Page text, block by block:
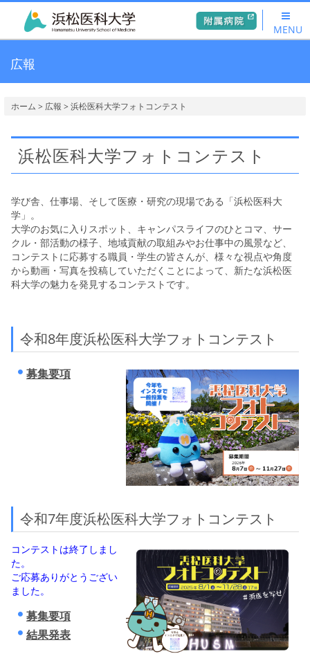
MENU
広報
ホーム > 広報 > 浜松医科大学フォトコンテスト
浜松医科大学フォトコンテスト
学び舎、仕事場、そして医療・研究の現場である「浜松医科大
学」。
大学のお気に入りスポット、キャンパスライフのひとコマ、サー
クル・部活動の様子、地域貢献の取組みやお仕事中の風景など、
コンテストに応募する職員・学生の皆さんが、様々な視点や角度
から動画・写真を投稿していただくことによって、新たな浜松医
科大学の魅力を発見するコンテストです。
令和8年度浜松医科大学フォトコンテスト
募集要項
令和7年度浜松医科大学フォトコンテスト
コンテストは終了しまし
た。
ご応募ありがとうござい
ました。
募集要項
結果発表